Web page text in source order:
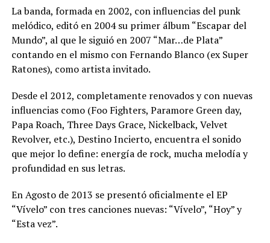
La banda, formada en 2002, con influencias del punk
melódico, editó en 2004 su primer álbum “Escapar del
Mundo”, al que le siguió en 2007 “Mar…de Plata”
contando en el mismo con Fernando Blanco (ex Super
Ratones), como artista invitado.
Desde el 2012, completamente renovados y con nuevas
influencias como (Foo Fighters, Paramore Green day,
Papa Roach, Three Days Grace, Nickelback, Velvet
Revolver, etc.), Destino Incierto, encuentra el sonido
que mejor lo define: energía de rock, mucha melodía y
profundidad en sus letras.
En Agosto de 2013 se presentó oficialmente el EP
“Vívelo” con tres canciones nuevas: “Vívelo”, “Hoy” y
“Esta vez”.